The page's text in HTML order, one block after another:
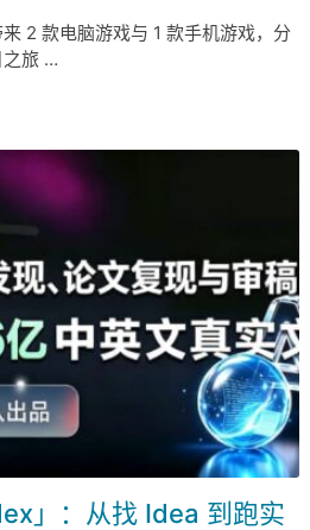
2 款电脑游戏与 1 款手机游戏，分
之旅 …
」：从找 Idea 到跑实